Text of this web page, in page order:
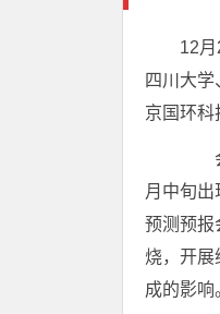
12
四川大
京国环科
会
月中旬
预测预报
烧，开展
成的影响